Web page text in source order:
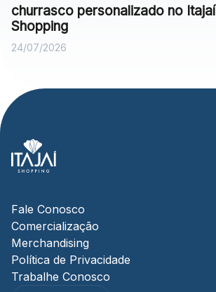
churrasco personalizado no Itajaí
Shopping
24/07/2026
Fale Conosco
Comercialização
Merchandising
Política de Privacidade
Trabalhe Conosco